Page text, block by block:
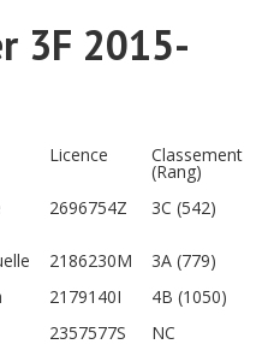
3F 2015-
Licence Classement
(Rang)
2696754Z 3C (542)
2186230M
3A (779)
2179140I
4B (1050)
2357577S
NC